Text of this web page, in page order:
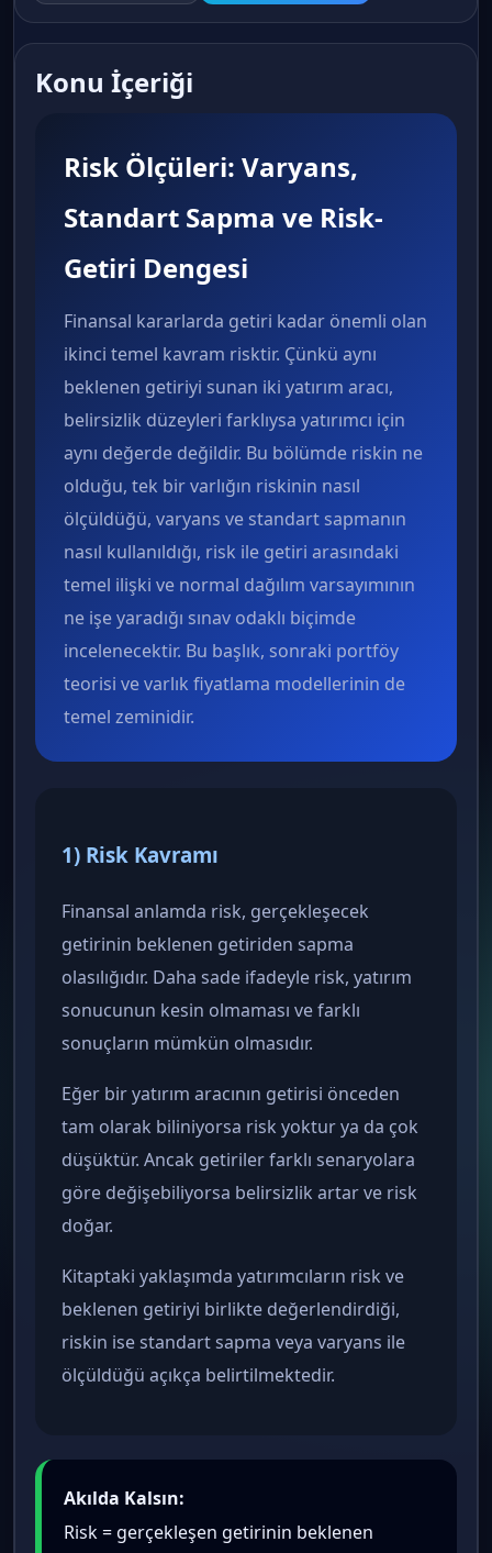
Konu İçeriği
Risk Ölçüleri: Varyans,
Standart Sapma ve Risk-
Getiri Dengesi
Finansal kararlarda getiri kadar önemli olan
ikinci temel kavram risktir. Çünkü aynı
beklenen getiriyi sunan iki yatırım aracı,
belirsizlik düzeyleri farklıysa yatırımcı için
aynı değerde değildir. Bu bölümde riskin ne
olduğu, tek bir varlığın riskinin nasıl
ölçüldüğü, varyans ve standart sapmanın
nasıl kullanıldığı, risk ile getiri arasındaki
temel ilişki ve normal dağılım varsayımının
ne işe yaradığı sınav odaklı biçimde
incelenecektir. Bu başlık, sonraki portföy
teorisi ve varlık fiyatlama modellerinin de
temel zeminidir.
1) Risk Kavramı
Finansal anlamda risk, gerçekleşecek
getirinin beklenen getiriden sapma
olasılığıdır. Daha sade ifadeyle risk, yatırım
sonucunun kesin olmaması ve farklı
sonuçların mümkün olmasıdır.
Eğer bir yatırım aracının getirisi önceden
tam olarak biliniyorsa risk yoktur ya da çok
düşüktür. Ancak getiriler farklı senaryolara
göre değişebiliyorsa belirsizlik artar ve risk
doğar.
Kitaptaki yaklaşımda yatırımcıların risk ve
beklenen getiriyi birlikte değerlendirdiği,
riskin ise standart sapma veya varyans ile
ölçüldüğü açıkça belirtilmektedir.
Akılda Kalsın:
Risk = gerçekleşen getirinin beklenen